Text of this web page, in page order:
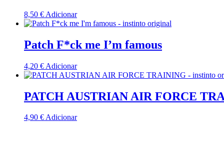
8,50 € Adicionar
Patch F*ck me I’m famous
4,20 € Adicionar
PATCH AUSTRIAN AIR FORCE
4,90 €Adicionar